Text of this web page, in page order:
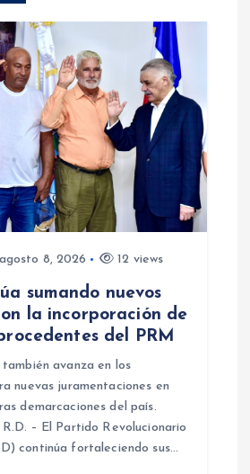
agosto 8, 2026 12 views
sumando nuevos
la incorporación de
del PRM
avanza en los
nuevas juramentaciones en
demarcaciones del país.
– El Partido Revolucionario
continúa fortaleciendo sus…